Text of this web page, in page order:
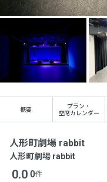
概要
プラン ・
空席カレンダー
人形町劇場 rabbit
人形町劇場 rabbit
0.0 0件